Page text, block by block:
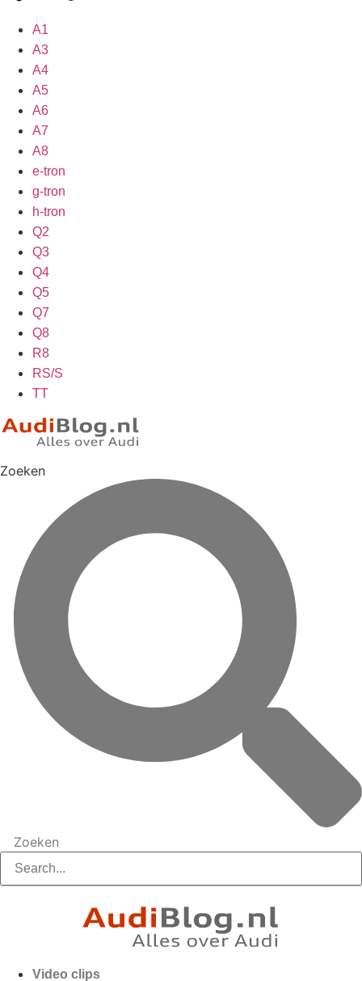
A1
A3
A4
A5
A6
A7
A8
e-tron
g-tron
h-tron
Q2
Q3
Q4
Q5
Q7
Q8
R8
RS/S
TT
Zoeken
Zoeken
Video clips